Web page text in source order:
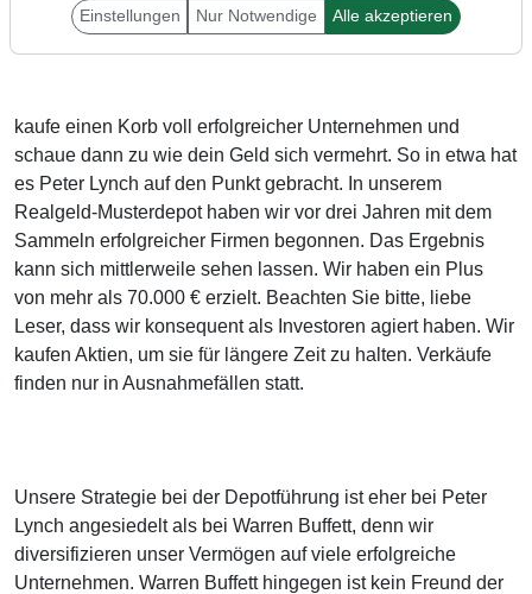
Liebe Anleger,
kaufe einen Korb voll erfolgreicher Unternehmen und
schaue dann zu wie dein Geld sich vermehrt. So in etwa hat
es Peter Lynch auf den Punkt gebracht. In unserem
Realgeld-Musterdepot haben wir vor drei Jahren mit dem
Sammeln erfolgreicher Firmen begonnen. Das Ergebnis
kann sich mittlerweile sehen lassen. Wir haben ein Plus
von mehr als 70.000 € erzielt. Beachten Sie bitte, liebe
Leser, dass wir konsequent als Investoren agiert haben. Wir
kaufen Aktien, um sie für längere Zeit zu halten. Verkäufe
finden nur in Ausnahmefällen statt.
Unsere Strategie bei der Depotführung ist eher bei Peter
Lynch angesiedelt als bei Warren Buffett, denn wir
diversifizieren unser Vermögen auf viele erfolgreiche
Unternehmen. Warren Buffett hingegen ist kein Freund der
Einstellungen Nur Notwendige Alle akzeptieren